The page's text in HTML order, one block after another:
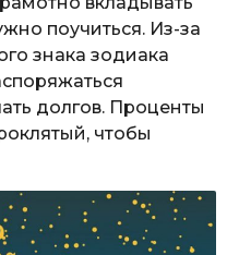
поучиться. Из-за
знака зодиака
долгов. Проценты
чтобы